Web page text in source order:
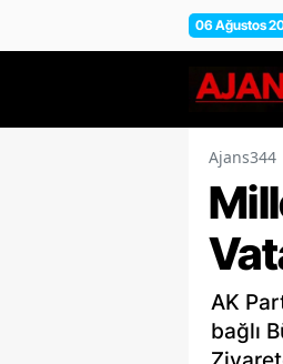
06 Ağustos
Ajans344
AK
bağlı